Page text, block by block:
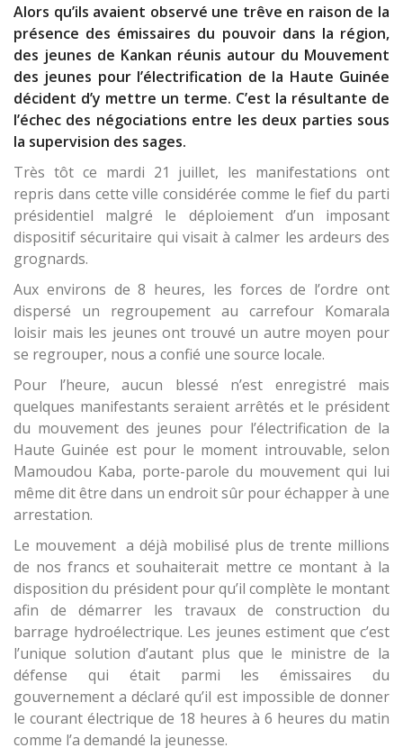
Alors qu’ils avaient observé une trêve en raison de la
présence des émissaires du pouvoir dans la région,
des jeunes de Kankan réunis autour du Mouvement
des jeunes pour l’électrification de la Haute Guinée
décident d’y mettre un terme. C’est la résultante de
l’échec des négociations entre les deux parties sous
la supervision des sages.
Très tôt ce mardi 21 juillet, les manifestations ont
repris dans cette ville considérée comme le fief du parti
présidentiel malgré le déploiement d’un imposant
dispositif sécuritaire qui visait à calmer les ardeurs des
grognards.
Aux environs de 8 heures, les forces de l’ordre ont
dispersé un regroupement au carrefour Komarala
loisir mais les jeunes ont trouvé un autre moyen pour
se regrouper, nous a confié une source locale.
Pour l’heure, aucun blessé n’est enregistré mais
quelques manifestants seraient arrêtés et le président
du mouvement des jeunes pour l’électrification de la
Haute Guinée est pour le moment introuvable, selon
Mamoudou Kaba, porte-parole du mouvement qui lui
même dit être dans un endroit sûr pour échapper à une
arrestation.
Le mouvement a déjà mobilisé plus de trente millions
de nos francs et souhaiterait mettre ce montant à la
disposition du président pour qu’il complète le montant
afin de démarrer les travaux de construction du
barrage hydroélectrique. Les jeunes estiment que c’est
l’unique solution d’autant plus que le ministre de la
défense qui était parmi les émissaires du
gouvernement a déclaré qu’il est impossible de donner
le courant électrique de 18 heures à 6 heures du matin
comme l’a demandé la jeunesse.